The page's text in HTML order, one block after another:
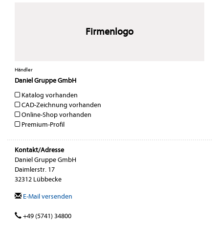
Firmenlogo
Händler
Daniel Gruppe GmbH
Katalog vorhanden
CAD-Zeichnung vorhanden
Online-Shop vorhanden
Premium-Profil
Kontakt/Adresse
Daniel Gruppe GmbH
Daimlerstr. 17
32312 Lübbecke
E-Mail versenden
+49 (5741) 34800